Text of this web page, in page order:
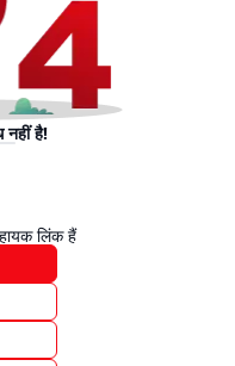
है!
लिंक हैं